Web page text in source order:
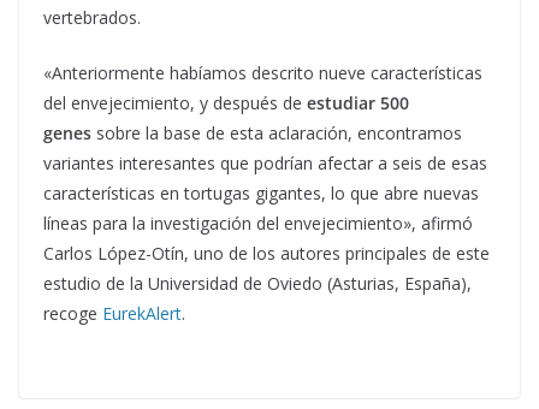
vertebrados.
«Anteriormente habíamos descrito nueve características
del envejecimiento, y después de estudiar 500
genes sobre la base de esta aclaración, encontramos
variantes interesantes que podrían afectar a seis de esas
características en tortugas gigantes, lo que abre nuevas
líneas para la investigación del envejecimiento», afirmó
Carlos López-Otín, uno de los autores principales de este
estudio de la Universidad de Oviedo (Asturias, España),
recoge EurekAlert.